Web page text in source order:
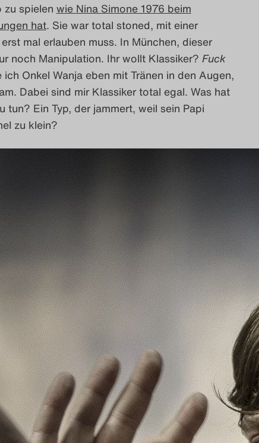
zu spielen wie Nina Simone 1976 beim
hat. Sie war total stoned, mit einer
mal erlauben muss. In München, dieser
noch Manipulation. Ihr wollt Klassiker? Fuck
Onkel Wanja eben mit Tränen in den Augen,
Dabei sind mir Klassiker total egal. Was hat
tun? Ein Typ, der jammert, weil sein Papi
zu klein?